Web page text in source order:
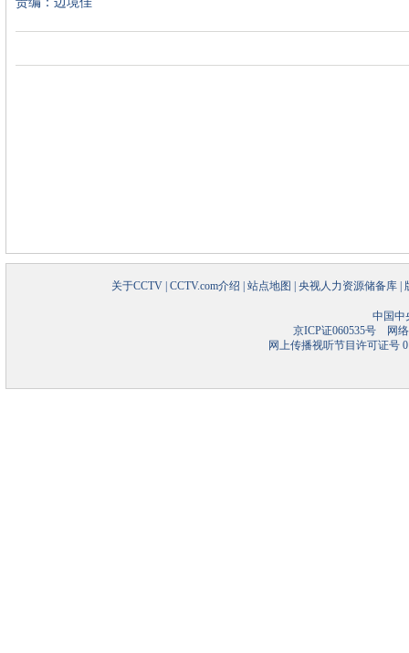
关于CCTV CCTV.com介绍 站点地图 央视人力资源储备库
中国中
京ICP证060535号网络
网上传播视听节目许可证号